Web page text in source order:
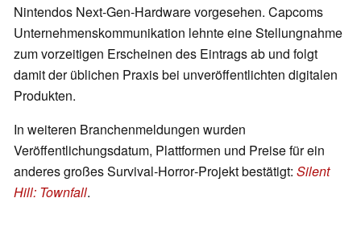
Nintendos Next‑Gen‑Hardware vorgesehen. Capcoms
Unternehmenskommunikation lehnte eine Stellungnahme
zum vorzeitigen Erscheinen des Eintrags ab und folgt
damit der üblichen Praxis bei unveröffentlichten digitalen
Produkten.
In weiteren Branchenmeldungen wurden
Veröffentlichungsdatum, Plattformen und Preise für ein
anderes großes Survival‑Horror‑Projekt bestätigt: Silent
Hill: Townfall.